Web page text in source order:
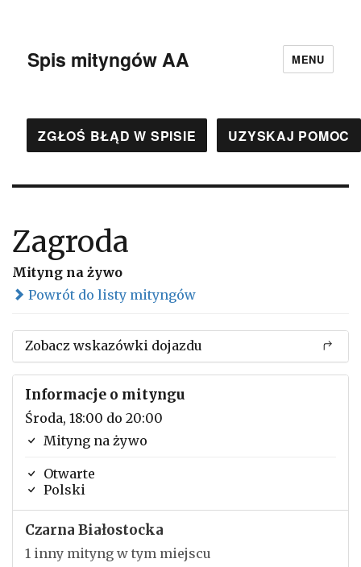
Spis mityngów AA MENU
ZGŁOŚ BŁĄD W SPISIE UZYSKAJ POMOC
Zagroda
Mityng na żywo
Powrót do listy mityngów
Zobacz wskazówki dojazdu
Informacje o mityngu
Środa, 18:00 do 20:00
Mityng na żywo
Otwarte
Polski
Czarna Białostocka
1 inny mityng w tym miejscu